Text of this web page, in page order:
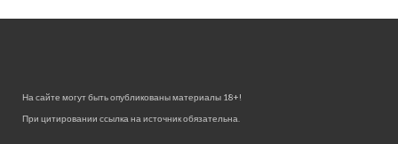
На сайте могут быть опубликованы материалы 18+!
При цитировании ссылка на источник обязательна.